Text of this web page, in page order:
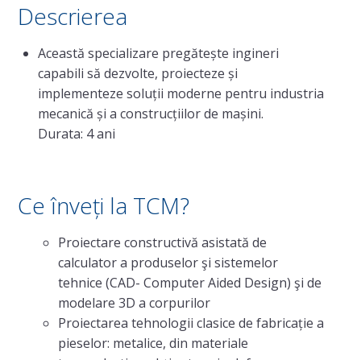
Faculty presentation
Administration
Contact
Industrial Engineering
Mechatronics
Mechanical Engineering and Vehicles
ACADEMIC PROGRAMMES
Descrierea
Această specializare pregătește ingineri
capabili să dezvolte, proiecteze și
implementeze soluții moderne pentru industria
mecanică și a construcțiilor de mașini.
Durata: 4 ani
Ce înveți la TCM?
Proiectare constructivă asistată de
calculator a produselor şi sistemelor
tehnice (CAD- Computer Aided Design) şi de
modelare 3D a corpurilor
Proiectarea tehnologii clasice de fabricație a
pieselor: metalice, din materiale